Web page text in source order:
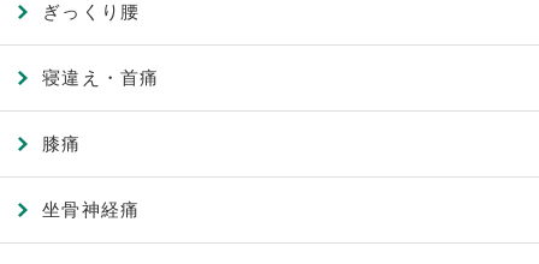
ぎっくり腰
寝違え・首痛
膝痛
坐骨神経痛